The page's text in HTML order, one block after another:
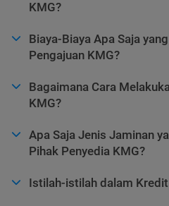
KMG?
Biaya-Biaya Apa Saja
Pengajuan KMG?
Bagaimana Cara
KMG?
Apa Saja Jenis Jaminan
Pihak Penyedia KMG?
Istilah-istilah dalam